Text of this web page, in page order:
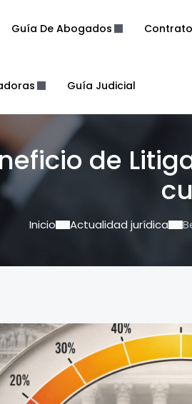
Guía De Abogados
Guía Judicial
de
Inicio Actualidad jurídica